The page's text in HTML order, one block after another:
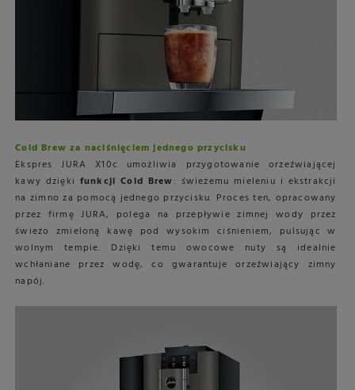
Cold Brew za naciśnięciem jednego przycisku
Ekspres JURA X10c umożliwia przygotowanie orzeźwiającej
kawy dzięki funkcji Cold Brew: świeżemu mieleniu i ekstrakcji
na zimno za pomocą jednego przycisku. Proces ten, opracowany
przez firmę JURA, polega na przepływie zimnej wody przez
świeżo zmieloną kawę pod wysokim ciśnieniem, pulsując w
wolnym tempie. Dzięki temu owocowe nuty są idealnie
wchłaniane przez wodę, co gwarantuje orzeźwiający zimny
napój.